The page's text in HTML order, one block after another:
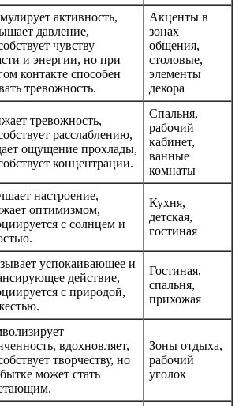
активность,
давление,
чувству
и энергии, но при
контакте способен
тревожность.
Акценты в
зонах
общения,
столовые,
элементы
декора
тревожность,
расслаблению,
ощущение прохлады,
концентрации.
Спальня,
рабочий
кабинет,
ванные
комнаты
настроение,
оптимизмом,
с солнцем и
Кухня,
детская,
гостиная
успокаивающее и
действие,
с природой,
Гостиная,
спальня,
прихожая
вдохновляет,
творчеству, но
может стать
Зоны отдыха,
рабочий
уголок